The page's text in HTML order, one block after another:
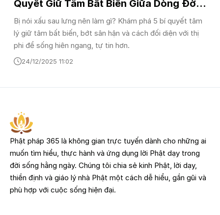
Quyết Giữ Tâm Bất Biến Giữa Dòng Đời
Biến Động
Bị nói xấu sau lưng nên làm gì? Khám phá 5 bí quyết tâm
lý giữ tâm bất biến, bớt sân hận và cách đối diện với thị
phi để sống hiên ngang, tự tin hơn.
24/12/2025 11:02
Phật pháp 365 là không gian trực tuyến dành cho những ai
muốn tìm hiểu, thực hành và ứng dụng lời Phật dạy trong
đời sống hằng ngày. Chúng tôi chia sẻ kinh Phật, lời dạy,
thiền định và giáo lý nhà Phật một cách dễ hiểu, gần gũi và
phù hợp với cuộc sống hiện đại.